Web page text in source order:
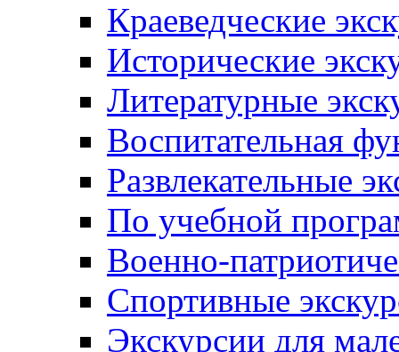
Краеведческие
Исторические
Литературные
Воспитательная
Развлекательные
По учебной
Военно-
Спортивные
Экскурсии для